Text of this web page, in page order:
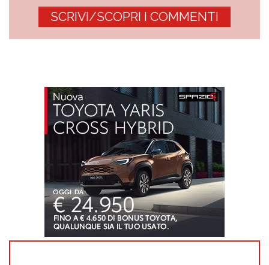
SCRIVI/SCOPRI I COMMENTI